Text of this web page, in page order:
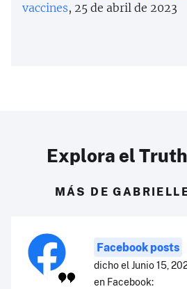
vaccines, 25 de abril de 2023
Explora el
MÁS DE
Facebook posts
dicho el Junio 15,
en Facebook: